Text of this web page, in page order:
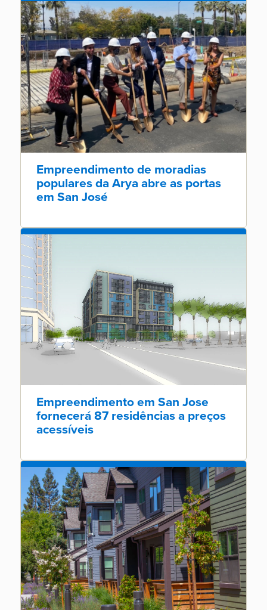
Empreendimento de moradias
populares da Arya abre as portas
em San José
Empreendimento em San Jose
fornecerá 87 residências a preços
acessíveis